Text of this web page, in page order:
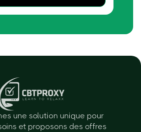
une solution unique pour
et proposons des offres